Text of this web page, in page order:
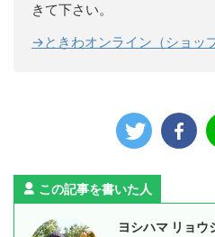
きて下さい。
→ときわオンライン（ショッ
この記事を書いた人
ヨシハマ リョウ